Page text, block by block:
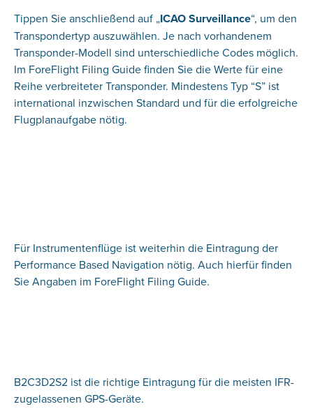
Tippen Sie anschließend auf „ICAO Surveillance“, um den
Transpondertyp auszuwählen. Je nach vorhandenem
Transponder-Modell sind unterschiedliche Codes möglich.
Im ForeFlight Filing Guide finden Sie die Werte für eine
Reihe verbreiteter Transponder. Mindestens Typ “S” ist
international inzwischen Standard und für die erfolgreiche
Flugplanaufgabe nötig.
Für Instrumentenflüge ist weiterhin die Eintragung der
Performance Based Navigation nötig. Auch hierfür finden
Sie Angaben im ForeFlight Filing Guide.
B2C3D2S2 ist die richtige Eintragung für die meisten IFR-
zugelassenen GPS-Geräte.